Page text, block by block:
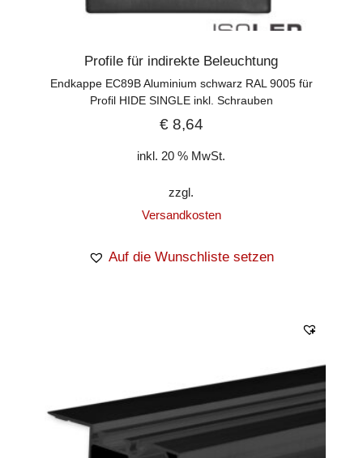
Profile für indirekte Beleuchtung
Endkappe EC89B Aluminium schwarz RAL 9005 für
Profil HIDE SINGLE inkl. Schrauben
€8,64
inkl. 20 % MwSt.
zzgl.
Versandkosten
Auf die Wunschliste setzen